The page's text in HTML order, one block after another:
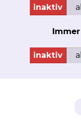
in den
inaktiv
inaktiv